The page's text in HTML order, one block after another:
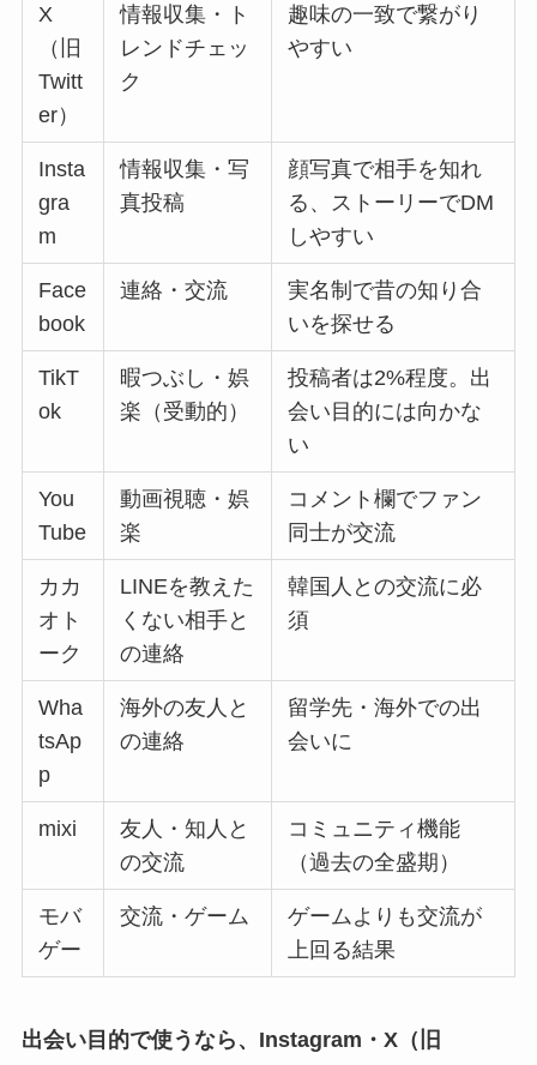
X
（旧
Twitt
er）
情報収集・ト
レンドチェッ
ク
趣味の一致で繋がり
やすい
Insta
gra
m
情報収集・写
真投稿
顔写真で相手を知れ
る、ストーリーでDM
しやすい
Face
book
連絡・交流
実名制で昔の知り合
いを探せる
TikT
ok
暇つぶし・娯
楽（受動的）
投稿者は2%程度。出
会い目的には向かな
い
You
Tube
動画視聴・娯
楽
コメント欄でファン
同士が交流
カカ
オト
ーク
LINEを教えた
くない相手と
の連絡
韓国人との交流に必
須
Wha
tsAp
p
海外の友人と
の連絡
留学先・海外での出
会いに
mixi
友人・知人と
の交流
コミュニティ機能
（過去の全盛期）
モバ
ゲー
交流・ゲーム
ゲームよりも交流が
上回る結果
出会い目的で使うなら、Instagram・X（旧